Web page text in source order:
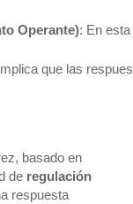
Operante): En
que las
basado en
de regulación
respuesta